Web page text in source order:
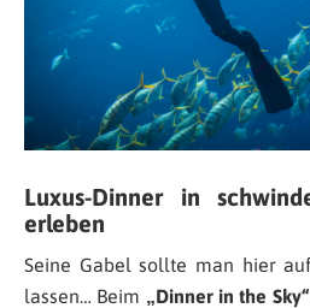
Luxus-Dinner in
erleben
Seine Gabel sollte man hier
lassen… Beim „Dinner in the Sky“